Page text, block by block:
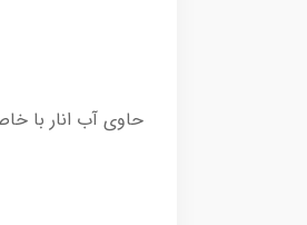
حاوی آب انار با